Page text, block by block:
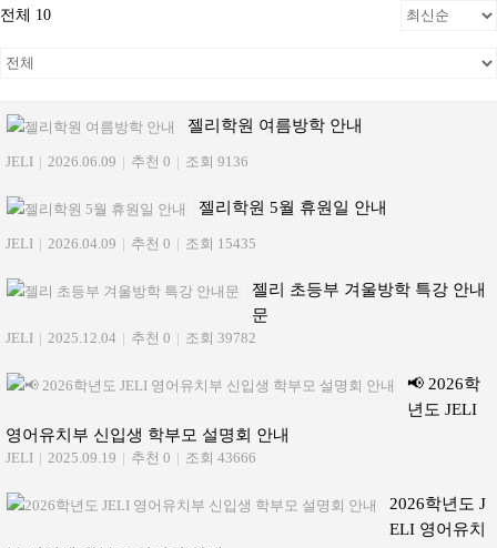
전체 10
젤리학원 여름방학 안내
JELI | 2026.06.09 | 추천 0 | 조회 9136
젤리학원 5월 휴원일 안내
JELI | 2026.04.09 | 추천 0 | 조회 15435
젤리 초등부 겨울방학 특강 안내
문
JELI | 2025.12.04 | 추천 0 | 조회 39782
📢 2026학
년도 JELI
영어유치부 신입생 학부모 설명회 안내
JELI | 2025.09.19 | 추천 0 | 조회 43666
2026학년도 J
ELI 영어유치